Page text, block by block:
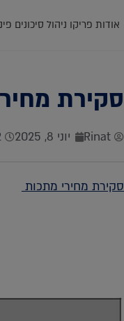
אודות פריקו ניהול סיכונים
סקירת מחירי
Rinat יוני 8, 2025
סקירת מחירי מתכות